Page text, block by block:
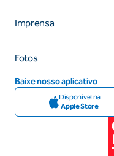
Imprensa
Fotos
Baixe nosso aplicativo
Disponível na
Apple Store